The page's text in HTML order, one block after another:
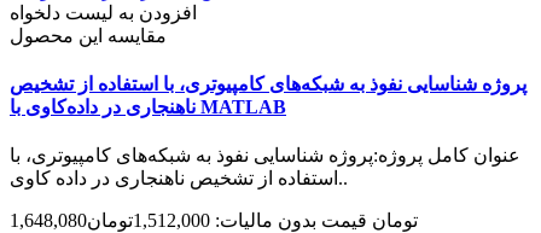
افزودن به لیست دلخواه
مقایسه این محصول
پروژه شناسایی نفوذ به شبکه‌های کامپیوتری، با استفاده از تشخیص
ناهنجاری در داده‌کاوی با MATLAB
عنوان کامل پروژه:پروژه شناسایی نفوذ به شبکه‌های کامپیوتری، با
استفاده از تشخیص ناهنجاری در داده کاوی..
1,648,080تومان قیمت بدون مالیات: 1,512,000تومان